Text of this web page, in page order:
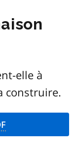
elle à
construire.